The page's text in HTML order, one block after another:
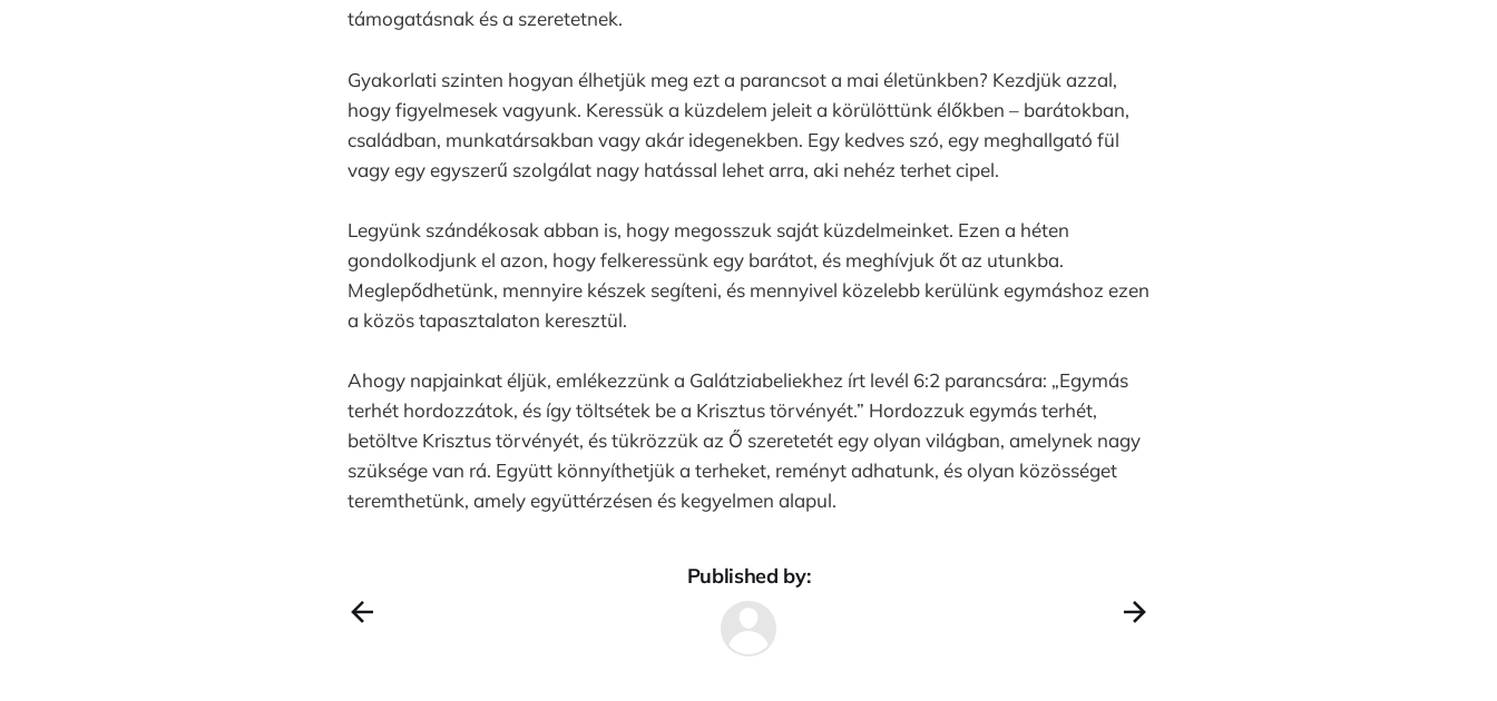
támogatásnak és a szeretetnek.
Gyakorlati szinten hogyan élhetjük meg ezt a parancsot a mai életünkben? Kezdjük azzal,
hogy figyelmesek vagyunk. Keressük a küzdelem jeleit a körülöttünk élőkben – barátokban,
családban, munkatársakban vagy akár idegenekben. Egy kedves szó, egy meghallgató fül
vagy egy egyszerű szolgálat nagy hatással lehet arra, aki nehéz terhet cipel.
Legyünk szándékosak abban is, hogy megosszuk saját küzdelmeinket. Ezen a héten
gondolkodjunk el azon, hogy felkeressünk egy barátot, és meghívjuk őt az utunkba.
Meglepődhetünk, mennyire készek segíteni, és mennyivel közelebb kerülünk egymáshoz ezen
a közös tapasztalaton keresztül.
Ahogy napjainkat éljük, emlékezzünk a Galátziabeliekhez írt levél 6:2 parancsára: „Egymás
terhét hordozzátok, és így töltsétek be a Krisztus törvényét.” Hordozzuk egymás terhét,
betöltve Krisztus törvényét, és tükrözzük az Ő szeretetét egy olyan világban, amelynek nagy
szüksége van rá. Együtt könnyíthetjük a terheket, reményt adhatunk, és olyan közösséget
teremthetünk, amely együttérzésen és kegyelmen alapul.
Published by: